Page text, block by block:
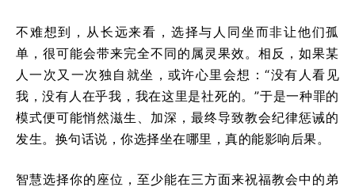
不难想到，从长远来看，选择与人同坐而非让他们孤
单，很可能会带来完全不同的属灵果效。相反，如果某
人一次又一次独自就坐，或许心里会想：“没有人看见
我，没有人在乎我，我在这里是社死的。”于是一种罪的
模式便可能悄然滋生、加深，最终导致教会纪律惩诫的
发生。换句话说，你选择坐在哪里，真的能影响后果。
智慧选择你的座位，至少能在三方面来祝福教会中的弟